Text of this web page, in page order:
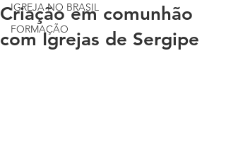
IGREJA NO BRASIL
FORMAÇÃO
Criação em comunhão
com Igrejas de Sergipe